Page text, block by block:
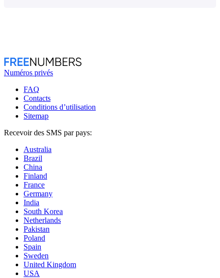
Numéros privés
FAQ
Contacts
Conditions d’utilisation
Sitemap
Recevoir des SMS par pays:
Australia
Brazil
China
Finland
France
Germany
India
South Korea
Netherlands
Pakistan
Poland
Spain
Sweden
United Kingdom
USA